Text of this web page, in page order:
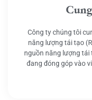
Công ty chúng tôi
năng lượng tái tạo
nguồn năng lượng tái
đang đóng góp vào